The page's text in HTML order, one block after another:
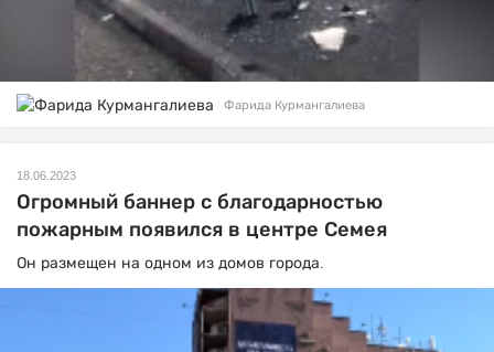
Фарида Курмангалиева
18.06.2023
Огромный баннер с благодарностью
пожарным появился в центре Семея
Он размещен на одном из домов города.